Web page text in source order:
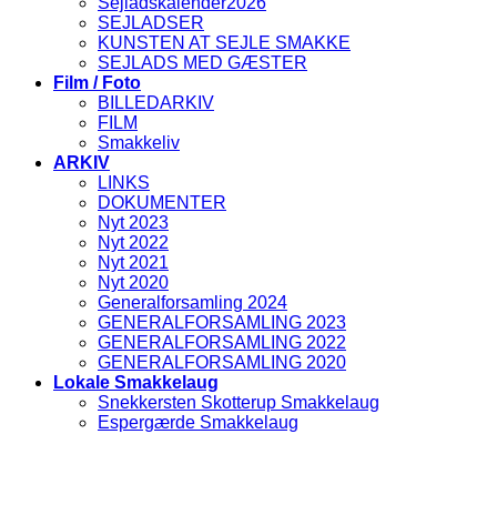
SEJLADSER
KUNSTEN AT SEJLE SMAKKE
SEJLADS MED GÆSTER
Film / Foto
BILLEDARKIV
FILM
Smakkeliv
ARKIV
LINKS
DOKUMENTER
Nyt 2023
Nyt 2022
Nyt 2021
Nyt 2020
Generalforsamling 2024
GENERALFORSAMLING 2023
GENERALFORSAMLING 2022
GENERALFORSAMLING 2020
Lokale Smakkelaug
Snekkersten Skotterup Smakkelaug
Espergærde Smakkelaug